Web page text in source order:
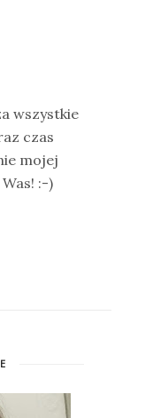
wszystkie
czas
mojej
:-)